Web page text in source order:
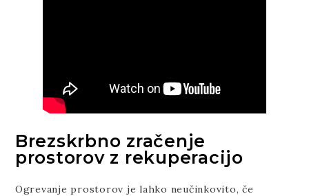
Brezskrbno zračenje
prostorov z rekuperacijo
Ogrevanje prostorov je lahko neučinkovito, če